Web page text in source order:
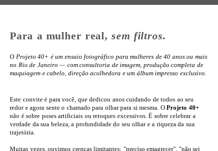
Para a mulher real, sem filtros.
O Projeto 40+ é um ensaio fotográfico para mulheres de 40 anos ou mais
no Rio de Janeiro — com consultoria de imagem, produção completa de
maquiagem e cabelo, direção acolhedora e um álbum impresso exclusivo.
Este convite é para você, que dedicou anos cuidando de todos ao seu
redor e agora sente o chamado para olhar para si mesma. O Projeto 40+
não é sobre poses artificiais ou retoques excessivos. É sobre celebrar a
verdade da sua beleza, a profundidade do seu olhar e a riqueza da sua
trajetória.
Muitas vezes, ouvimos crenças limitantes: "preciso emagrecer", "não sei